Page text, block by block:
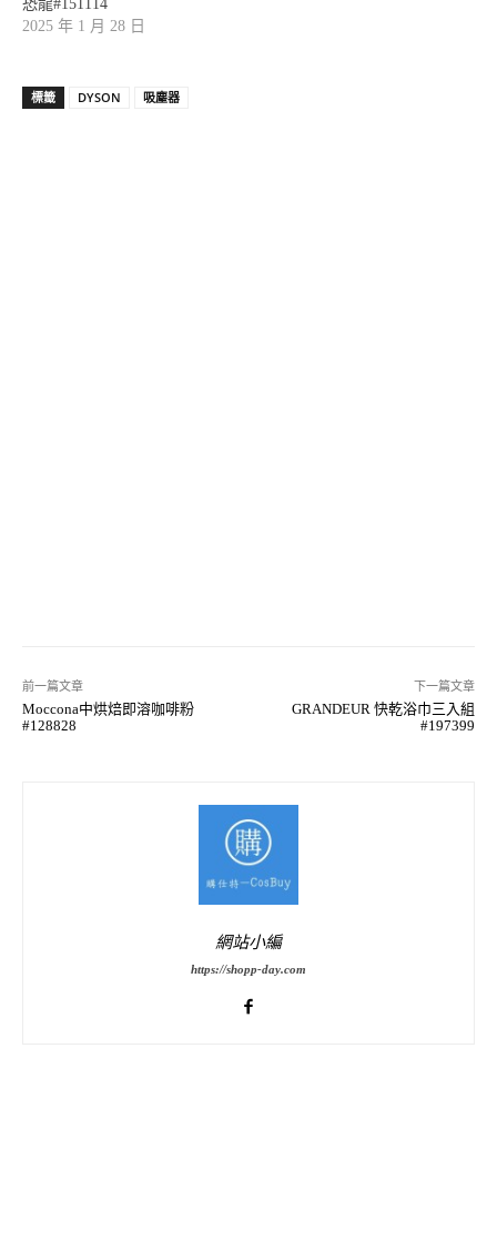
恐龍#151114
2025 年 1 月 28 日
標籤 DYSON 吸塵器
前一篇文章
Moccona中烘焙即溶咖啡粉
#128828
下一篇文章
GRANDEUR 快乾浴巾三入組
#197399
網站小編
https://shopp-day.com